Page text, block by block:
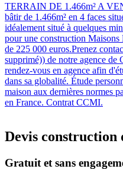
TERRAIN DE 1.466m² A
bâtir de 1.466m² en 4 faces
idéalement situé à quelques
pour une construction
de 225 000 euros.Prenez
supprimé)) de notre agence de
rendez-vous en agence afin
dans sa globalité. Étude
maison aux dernières normes
en France. Contrat CCMI.
Devis construction
Gratuit et sans